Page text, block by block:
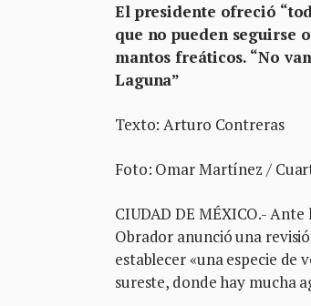
El presidente ofreció
que no pueden seguirse
mantos freáticos. “No
Laguna”
Texto: Arturo Contreras
Foto: Omar Martínez /
CIUDAD DE MÉXICO.-
Obrador anunció una
establecer «una especie de
sureste, donde hay mucha